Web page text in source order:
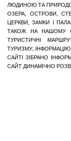
ЛЮДИНОЮ ТА
ОЗЕРА, ОСТРОВИ,
ЦЕРКВИ, ЗАМКИ І
ТАКОЖ НА НАШОМУ
ТУРИСТИЧНІ
ТУРИЗМУ;
САЙТІ ЗІБРАНО
САЙТ ДИНАМІЧНО